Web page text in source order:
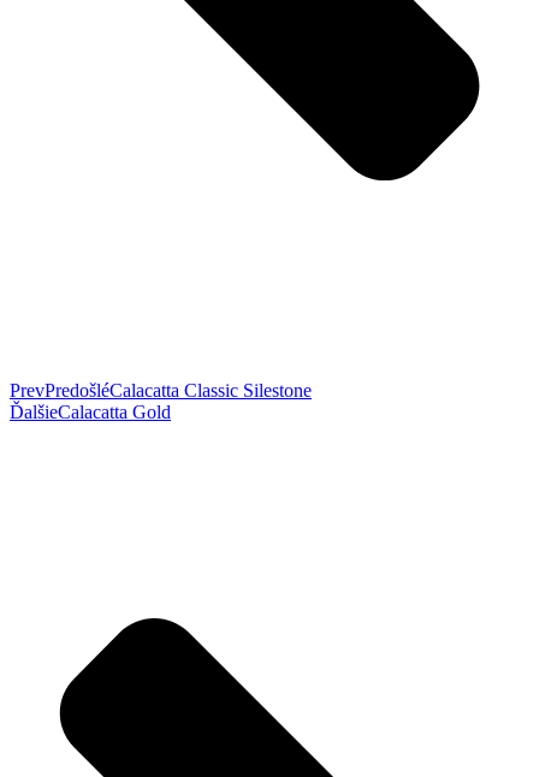
PrevPredošléCalacatta Classic Silestone
ĎalšieCalacatta Gold